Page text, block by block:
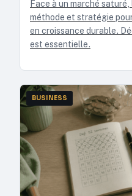
Face à un marché
méthode et stratégie
en croissance durable.
est essentielle.
BUSINESS